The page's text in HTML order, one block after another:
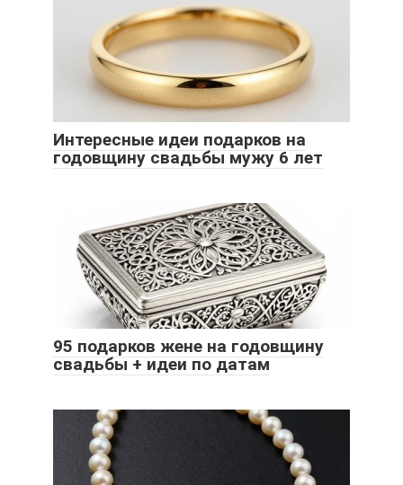
Интересные идеи подарков на
годовщину свадьбы мужу 6 лет
95 подарков жене на годовщину
свадьбы + идеи по датам